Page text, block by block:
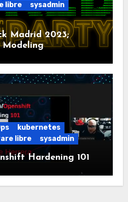
libre
sysadmin
Madrid 2023;
Modeling
kubernetes
libre sysadmin
Hardening 101